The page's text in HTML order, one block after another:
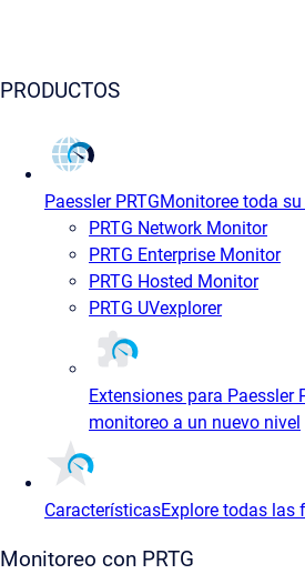
PRODUCTOS
Paessler PRTGMonitoree toda
PRTG Network Monitor
PRTG Enterprise Monitor
PRTG Hosted Monitor
PRTG UVexplorer
Extensiones para Paessler
monitoreo a un nuevo nivel
CaracterísticasExplore todas las
Monitoreo con PRTG